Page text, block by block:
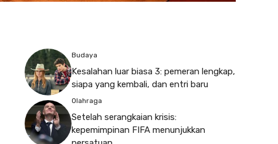
Budaya
Kesalahan luar biasa 3: pemeran lengkap,
siapa yang kembali, dan entri baru
Olahraga
Setelah serangkaian krisis:
kepemimpinan FIFA menunjukkan